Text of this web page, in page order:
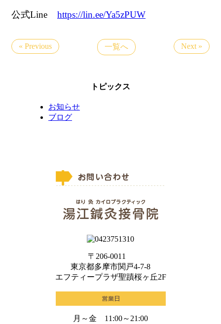
公式Line https://lin.ee/Ya5zPUW
« Previous 一覧へ Next »
トピックス
お知らせ
ブログ
〒206-0011
東京都多摩市関戸4-7-8
エフティープラザ聖蹟桜ヶ丘2F
月～金 11:00～21:00